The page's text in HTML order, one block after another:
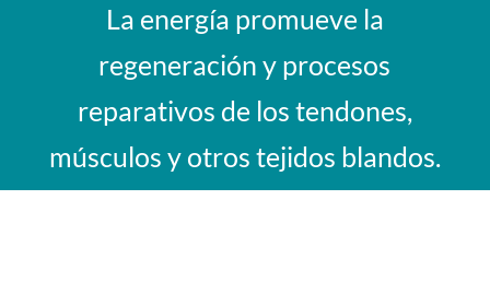
La energía promueve la
regeneración y procesos
reparativos de los tendones,
músculos y otros tejidos blandos.